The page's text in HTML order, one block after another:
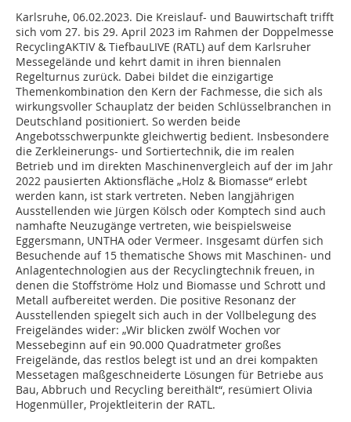
Karlsruhe, 06.02.2023. Die Kreislauf- und Bauwirtschaft trifft
sich vom 27. bis 29. April 2023 im Rahmen der Doppelmesse
RecyclingAKTIV & TiefbauLIVE (RATL) auf dem Karlsruher
Messegelände und kehrt damit in ihren biennalen
Regelturnus zurück. Dabei bildet die einzigartige
Themenkombination den Kern der Fachmesse, die sich als
wirkungsvoller Schauplatz der beiden Schlüsselbranchen in
Deutschland positioniert. So werden beide
Angebotsschwerpunkte gleichwertig bedient. Insbesondere
die Zerkleinerungs- und Sortiertechnik, die im realen
Betrieb und im direkten Maschinenvergleich auf der im Jahr
2022 pausierten Aktionsfläche „Holz & Biomasse“ erlebt
werden kann, ist stark vertreten. Neben langjährigen
Ausstellenden wie Jürgen Kölsch oder Komptech sind auch
namhafte Neuzugänge vertreten, wie beispielsweise
Eggersmann, UNTHA oder Vermeer. Insgesamt dürfen sich
Besuchende auf 15 thematische Shows mit Maschinen- und
Anlagentechnologien aus der Recyclingtechnik freuen, in
denen die Stoffströme Holz und Biomasse und Schrott und
Metall aufbereitet werden. Die positive Resonanz der
Ausstellenden spiegelt sich auch in der Vollbelegung des
Freigeländes wider: „Wir blicken zwölf Wochen vor
Messebeginn auf ein 90.000 Quadratmeter großes
Freigelände, das restlos belegt ist und an drei kompakten
Messetagen maßgeschneiderte Lösungen für Betriebe aus
Bau, Abbruch und Recycling bereithält“, resümiert Olivia
Hogenmüller, Projektleiterin der RATL.